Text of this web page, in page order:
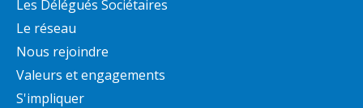
Les Délégués Sociétaires
Le réseau
Nous rejoindre
Valeurs et engagements
S'impliquer